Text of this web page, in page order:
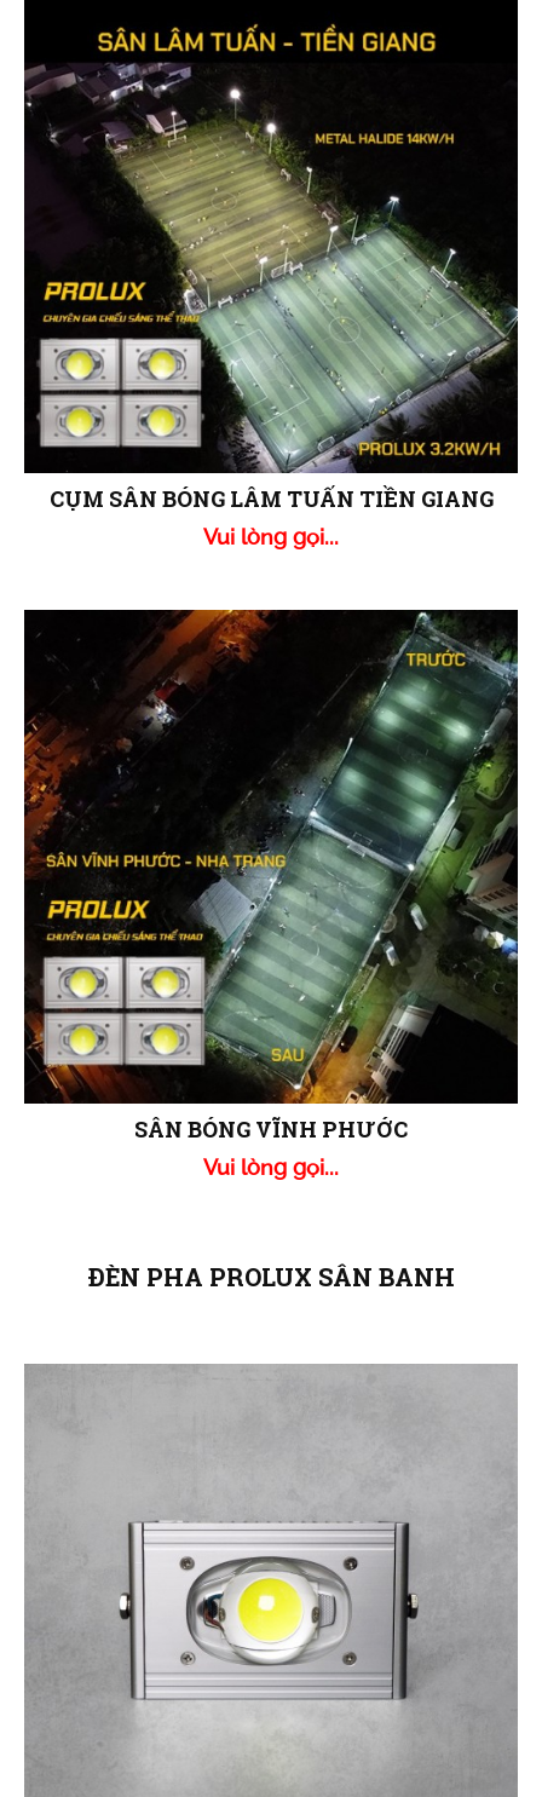
CỤM SÂN BÓNG LÂM TUẤN TIỀN GIANG
Vui lòng gọi...
SÂN BÓNG VĨNH PHƯỚC
Vui lòng gọi...
ĐÈN PHA PROLUX SÂN BANH